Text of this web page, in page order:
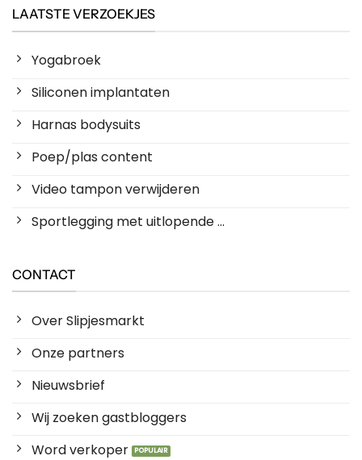
LAATSTE VERZOEKJES
Yogabroek
Siliconen implantaten
Harnas bodysuits
Poep/plas content
Video tampon verwijderen
Sportlegging met uitlopende ...
CONTACT
Over Slipjesmarkt
Onze partners
Nieuwsbrief
Wij zoeken gastbloggers
Word verkoper